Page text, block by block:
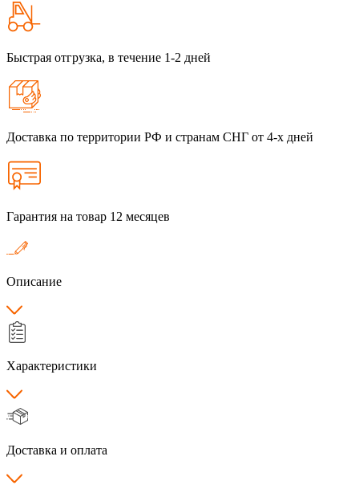
Быстрая отгрузка, в течение 1-2 дней
Доставка по территории РФ и странам СНГ от 4-х дней
Гарантия на товар 12 месяцев
Описание
Характеристики
Доставка и оплата